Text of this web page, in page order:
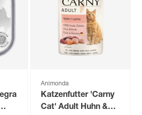
Animonda
Katzenfutter 'Carny
Cat' Adult Huhn &